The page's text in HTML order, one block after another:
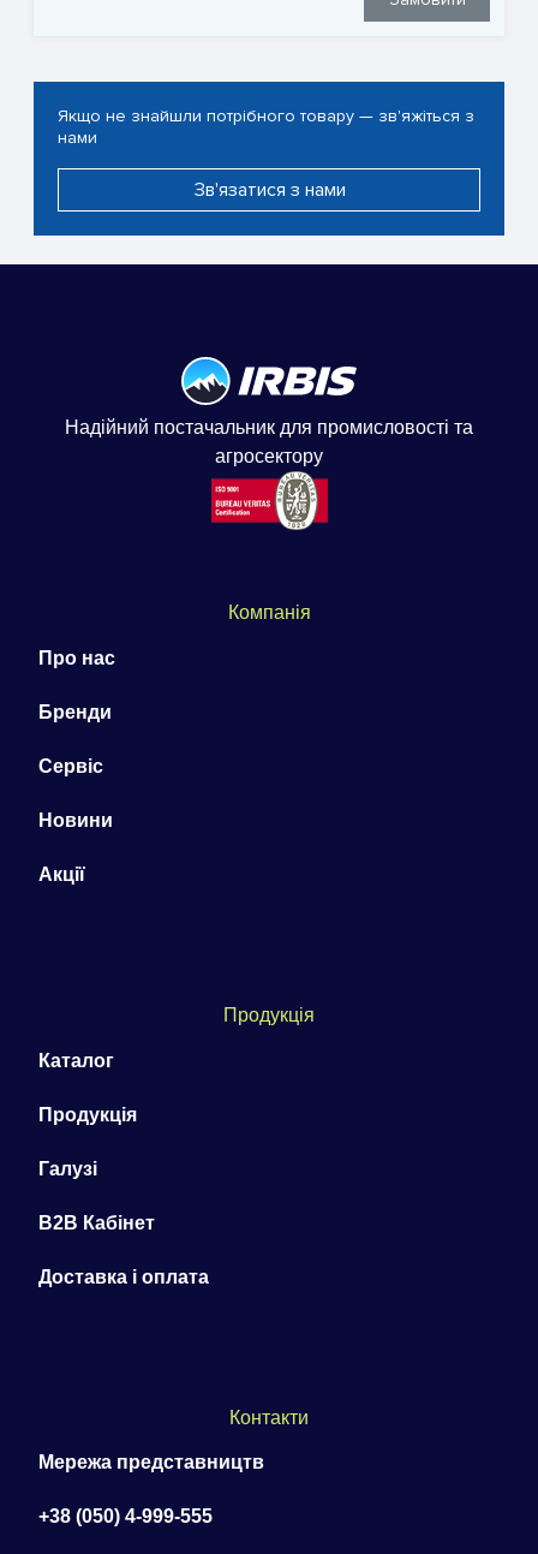
Якщо не знайшли потрібного товару — зв'яжіться з
нами
Зв'язатися з нами
Надійний постачальник для промисловості та
агросектору
Компанія
Про нас
Бренди
Сервіс
Новини
Акції
Продукція
Каталог
Продукція
Галузі
B2B Кабінет
Доставка і оплата
Контакти
Мережа представництв
+38 (050) 4-999-555